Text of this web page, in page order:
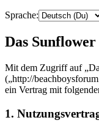
Sprache:
Das
Mit dem Zugriff auf
(„http://
ein Vertrag mit
1.